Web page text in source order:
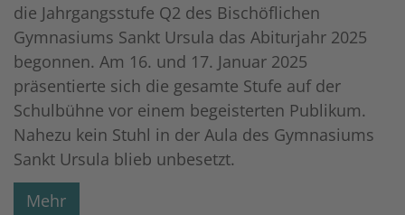
die Jahrgangsstufe Q2 des Bischöflichen
Gymnasiums Sankt Ursula das Abiturjahr 2025
begonnen. Am 16. und 17. Januar 2025
präsentierte sich die gesamte Stufe auf der
Schulbühne vor einem begeisterten Publikum.
Nahezu kein Stuhl in der Aula des Gymnasiums
Sankt Ursula blieb unbesetzt.
Mehr